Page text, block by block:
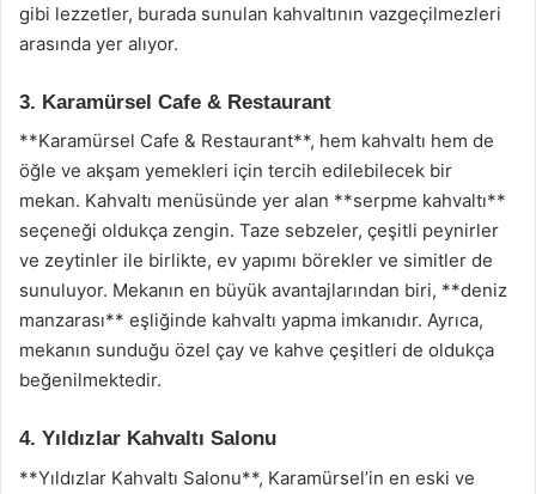
gibi lezzetler, burada sunulan kahvaltının vazgeçilmezleri
arasında yer alıyor.
3. Karamürsel Cafe & Restaurant
**Karamürsel Cafe & Restaurant**, hem kahvaltı hem de
öğle ve akşam yemekleri için tercih edilebilecek bir
mekan. Kahvaltı menüsünde yer alan **serpme kahvaltı**
seçeneği oldukça zengin. Taze sebzeler, çeşitli peynirler
ve zeytinler ile birlikte, ev yapımı börekler ve simitler de
sunuluyor. Mekanın en büyük avantajlarından biri, **deniz
manzarası** eşliğinde kahvaltı yapma imkanıdır. Ayrıca,
mekanın sunduğu özel çay ve kahve çeşitleri de oldukça
beğenilmektedir.
4. Yıldızlar Kahvaltı Salonu
**Yıldızlar Kahvaltı Salonu**, Karamürsel’in en eski ve